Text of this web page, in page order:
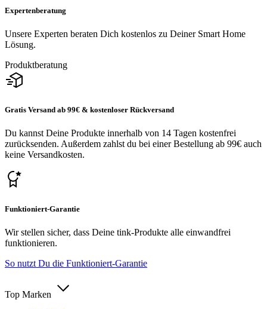
Expertenberatung
Unsere Experten beraten Dich kostenlos zu Deiner Smart Home
Lösung.
Produktberatung
Gratis Versand ab 99€ & kostenloser Rückversand
Du kannst Deine Produkte innerhalb von 14 Tagen kostenfrei
zurücksenden. Außerdem zahlst du bei einer Bestellung ab 99€ auch
keine Versandkosten.
Funktioniert-Garantie
Wir stellen sicher, dass Deine tink-Produkte alle einwandfrei
funktionieren.
So nutzt Du die Funktioniert-Garantie
Top Marken